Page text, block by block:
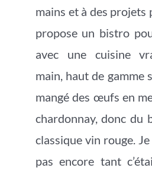
mains et à des projets
propose un bistro
avec une cuisine
main, haut de gamme
mangé des œufs en
chardonnay, donc du
classique vin rouge. Je
pas encore tant